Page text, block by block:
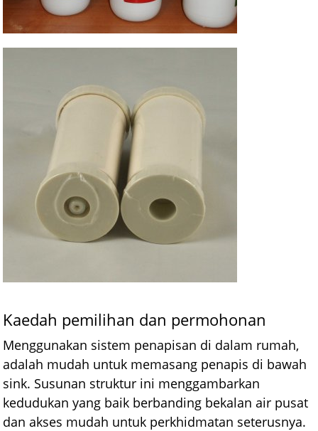
Kaedah pemilihan dan permohonan
Menggunakan sistem penapisan di dalam rumah,
adalah mudah untuk memasang penapis di bawah
sink. Susunan struktur ini menggambarkan
kedudukan yang baik berbanding bekalan air pusat
dan akses mudah untuk perkhidmatan seterusnya.